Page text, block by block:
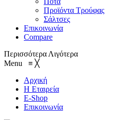
Προϊόντα Τρούφας
Σάλτσες
Επικοινωνία
Compare
ΠερισσότεραΛιγότερα
Menu ≡ ╳
Αρχική
Η Εταιρεία
E-Shop
Επικοινωνία